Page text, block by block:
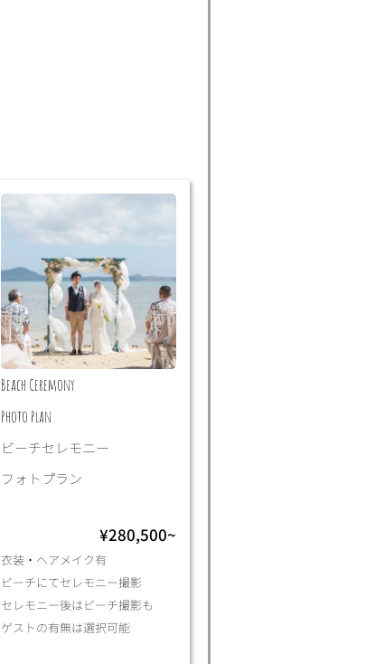
Beach Ceremony
Photo Plan
ビーチセレモニー
フォトプラン
¥280,500~
衣装・ヘアメイク有
ビーチにてセレモニー撮影
セレモニー後はビーチ撮影も
ゲストの有無は選択可能